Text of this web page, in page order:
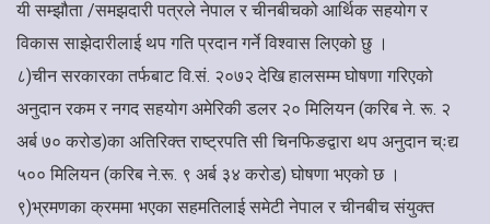
यी सम्झौता /समझदारी पत्रले नेपाल र चीनबीचको आर्थिक सहयोग र
विकास साझेदारीलाई थप गति प्रदान गर्ने विश्वास लिएको छु ।
८)चीन सरकारका तर्फबाट वि.सं. २०७२ देखि हालसम्म घोषणा गरिएको
अनुदान रकम र नगद सहयोग अमेरिकी डलर २० मिलियन (करिब ने. रू. २
अर्ब ७० करोड)का अतिरिक्त राष्ट्रपति सी चिनफिङद्वारा थप अनुदान च्ःद्य
५०० मिलियन (करिब ने.रू. ९ अर्ब ३४ करोड) घोषणा भएको छ ।
९)भ्रमणका क्रममा भएका सहमतिलाई समेटी नेपाल र चीनबीच संयुक्त